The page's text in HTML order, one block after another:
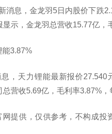
消息，金龙羽5日内股价下跌
示，金龙羽总营收15.77亿，
能3.87%
，天力锂能最新报价
营收5.69亿，毛利率3.87%，
网提供，仅供参考，不构成